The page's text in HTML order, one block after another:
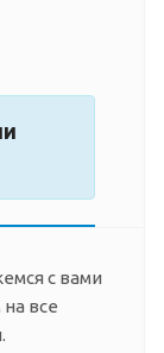
с вами
все